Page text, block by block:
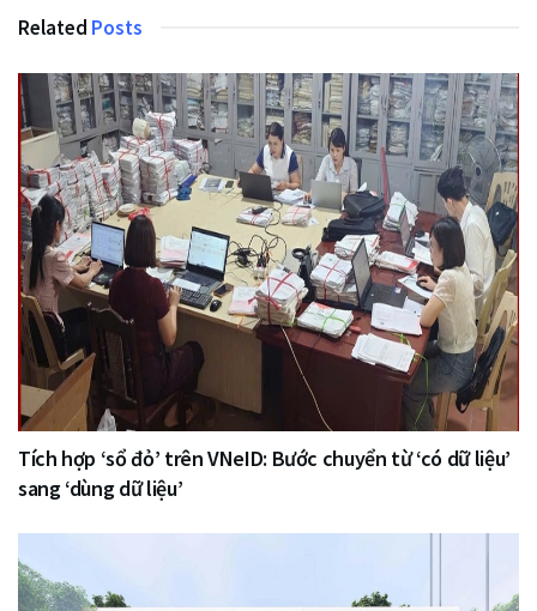
Related Posts
Tích hợp ‘sổ đỏ’ trên VNeID: Bước chuyển từ ‘có dữ liệu’
sang ‘dùng dữ liệu’